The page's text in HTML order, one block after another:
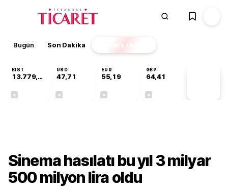
Bugün Son Dakika Finans EKSTRA
BIST
13.779,39
USD
47,71
EUR
55,19
GBP
64,41
Sinema hasılatı bu yıl 3 milyar
500 milyon lira oldu